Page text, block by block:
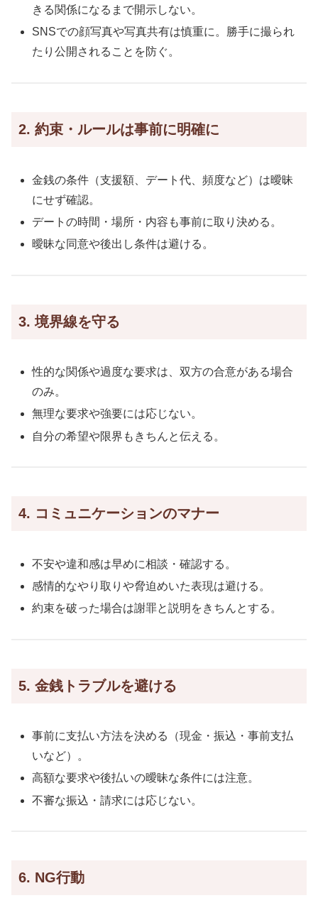
きる関係になるまで開示しない。
SNSでの顔写真や写真共有は慎重に。勝手に撮られ
たり公開されることを防ぐ。
2. 約束・ルールは事前に明確に
金銭の条件（支援額、デート代、頻度など）は曖昧
にせず確認。
デートの時間・場所・内容も事前に取り決める。
曖昧な同意や後出し条件は避ける。
3. 境界線を守る
性的な関係や過度な要求は、双方の合意がある場合
のみ。
無理な要求や強要には応じない。
自分の希望や限界もきちんと伝える。
4. コミュニケーションのマナー
不安や違和感は早めに相談・確認する。
感情的なやり取りや脅迫めいた表現は避ける。
約束を破った場合は謝罪と説明をきちんとする。
5. 金銭トラブルを避ける
事前に支払い方法を決める（現金・振込・事前支払
いなど）。
高額な要求や後払いの曖昧な条件には注意。
不審な振込・請求には応じない。
6. NG行動